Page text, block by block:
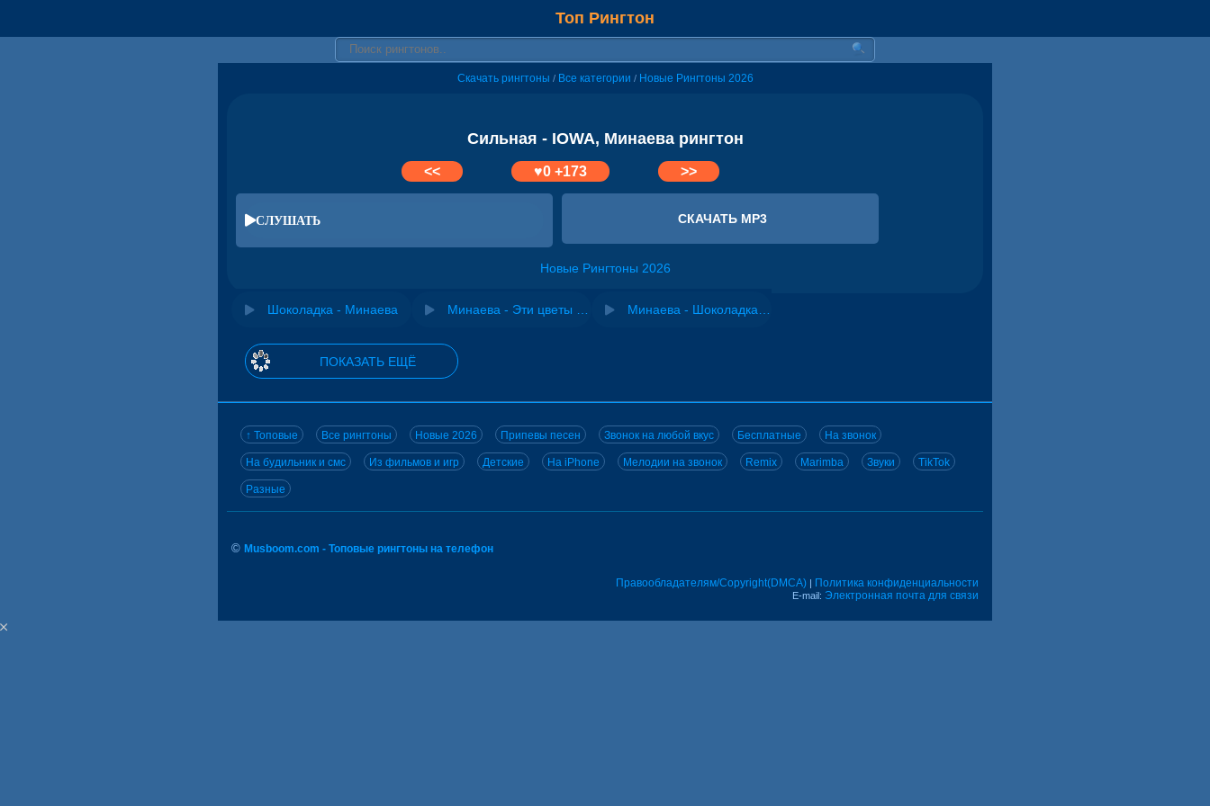
Топ Рингтон
Скачать рингтоны / Все категории / Новые Рингтоны 2026
Сильная - IOWA, Минаева рингтон
<< ♥0+173 >>
СЛУШАТЬ СКАЧАТЬ MP3
Новые Рингтоны 2026
Шоколадка - Минаева
ПОКАЗАТЬ ЕЩЁ
↑ Топовые Все рингтоны Новые 2026 Припевы песен Звонок на любой вкус Бесплатные На звонок
На будильник и смс Из фильмов и игр Детские На iPhone Мелодии на звонок Remix Marimba Звуки TikTok
Разные
© Musboom.com - Топовые рингтоны на телефон
Правообладателям/Copyright(DMCA) | Политика конфиденциальности
E-mail: Электронная почта для связи